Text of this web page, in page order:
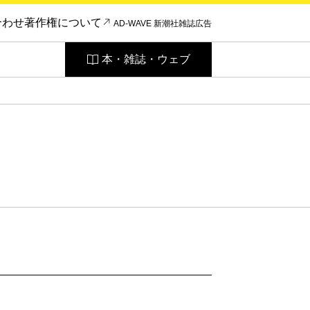
せ著作権について AD-WAVE 新潮社雑誌広告
本・雑誌・ウェブ